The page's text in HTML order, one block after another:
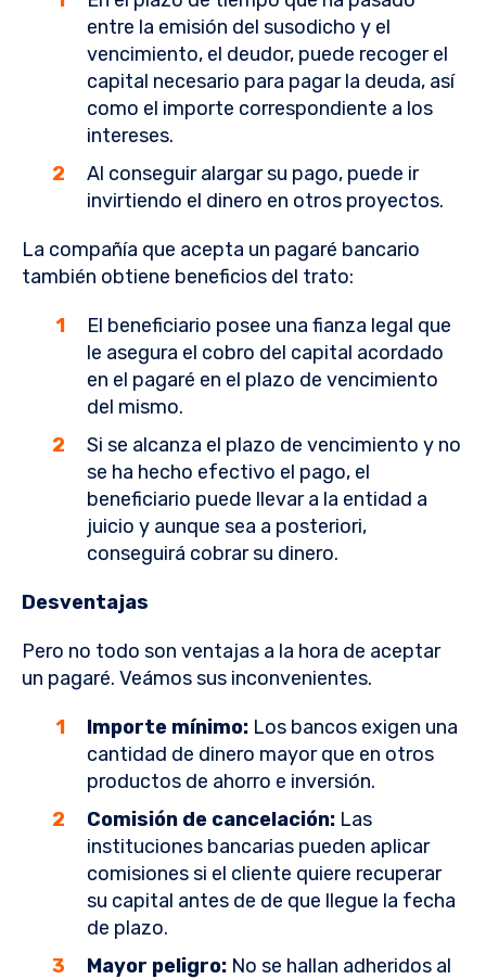
entre la emisión del susodicho y el
vencimiento, el deudor, puede recoger el
capital necesario para pagar la deuda, así
como el importe correspondiente a los
intereses.
Al conseguir alargar su pago, puede ir
invirtiendo el dinero en otros proyectos.
La compañía que acepta un pagaré bancario
también obtiene beneficios del trato:
El beneficiario posee una fianza legal que
le asegura el cobro del capital acordado
en el pagaré en el plazo de vencimiento
del mismo.
Si se alcanza el plazo de vencimiento y no
se ha hecho efectivo el pago, el
beneficiario puede llevar a la entidad a
juicio y aunque sea a posteriori,
conseguirá cobrar su dinero.
Desventajas
Pero no todo son ventajas a la hora de aceptar
un pagaré. Veámos sus inconvenientes.
Importe mínimo: Los bancos exigen una
cantidad de dinero mayor que en otros
productos de ahorro e inversión.
Comisión de cancelación: Las
instituciones bancarias pueden aplicar
comisiones si el cliente quiere recuperar
su capital antes de de que llegue la fecha
de plazo.
Mayor peligro: No se hallan adheridos al